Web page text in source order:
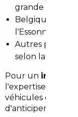
grande
Belgique —
l'Essonne.
Autres pays
selon la
Pour un import
l'expertise du
véhicules offrant
d'anticiper les